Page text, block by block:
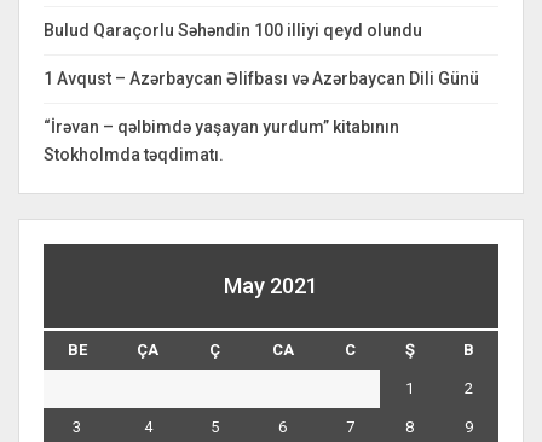
Bulud Qaraçorlu Səhəndin 100 illiyi qeyd olundu
1 Avqust – Azərbaycan Əlifbası və Azərbaycan Dili Günü
“İrəvan – qəlbimdə yaşayan yurdum” kitabının
Stokholmda təqdimatı.
May 2021
BE ÇA Ç CA C Ş B
1 2
3 4 5 6 7 8 9